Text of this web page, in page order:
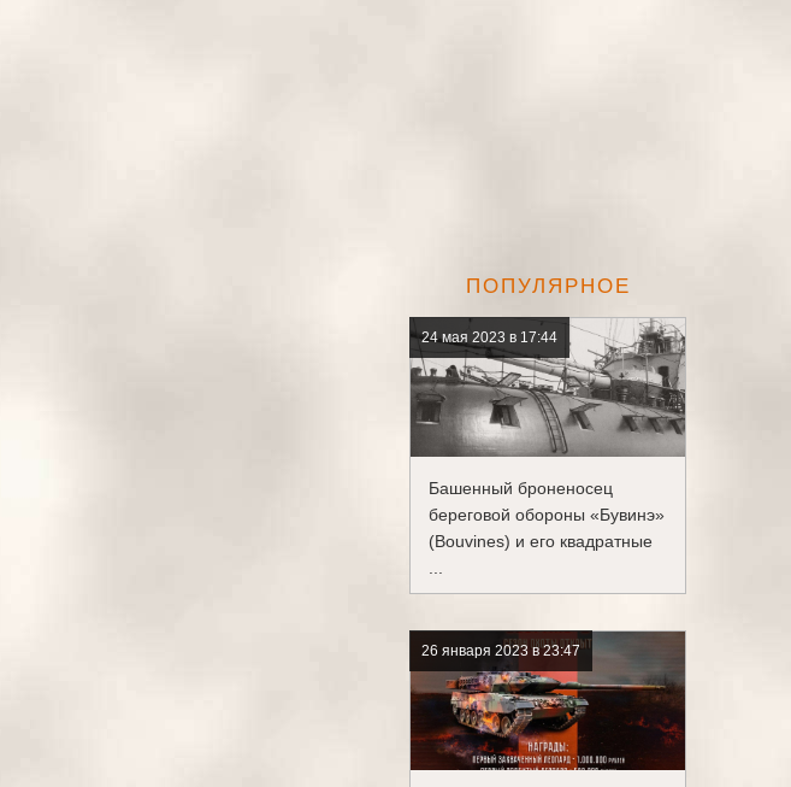
ПОПУЛЯРНОЕ
24 мая 2023 в 17:44
Башенный броненосец
береговой обороны «Бувинэ»
(Bouvines) и его квадратные
26 января 2023 в 23:47